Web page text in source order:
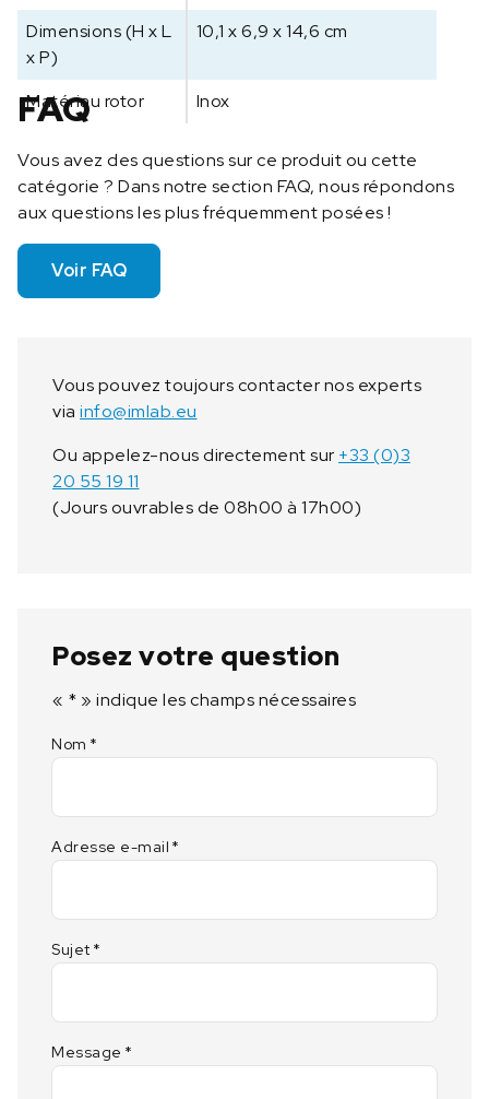
p
o
m
p
e
/
S
7
2
2
Dimensions (H x L
x P)
10,1 x 6,9 x 14,6 cm
Matériau rotor Inox
FAQ
Vous avez des questions sur ce produit ou cette
catégorie ? Dans notre section FAQ, nous répondons
aux questions les plus fréquemment posées !
Voir FAQ
Vous pouvez toujours contacter nos experts
via info@imlab.eu
Ou appelez-nous directement sur +33 (0)3
20 55 19 11
(Jours ouvrables de 08h00 à 17h00)
Posez votre question
« * » indique les champs nécessaires
Nom *
Adresse e-mail *
Sujet *
Message *